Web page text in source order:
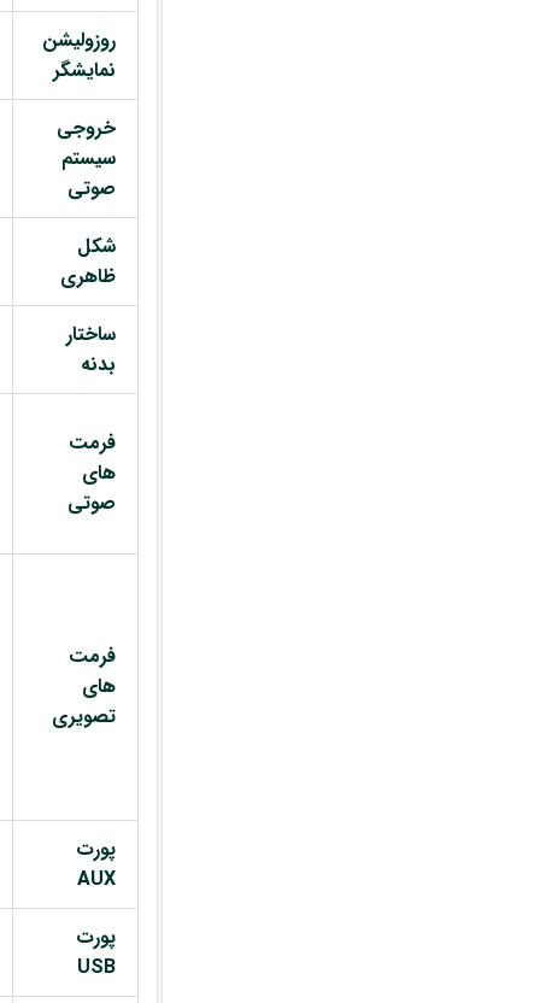
روزولیشن
نمایشگر
خروجی
سیستم
صوتی
شکل
ظاهری
ساختار
بدنه
فرمت
های
صوتی
فرمت
های
تصویری
پورت
AUX
پورت
USB